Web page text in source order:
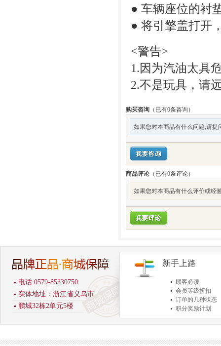
● 车辆座位的衬
● 将引擎盖打开
<警告>
1.因为汽油太具
2.不是玩具，请
购买咨询 （已有0条咨询）
如果您对本商品有什么问题,请提
商品评论 （已有0条评论）
如果您对本商品有什么评价或经
电话:0579-85330750
实体地址：浙江省义乌市
鹏城32栋2单元5楼
新手上路
顾客必读
会员等级折扣
订单的几种状态
积分奖励计划
商品退货保障